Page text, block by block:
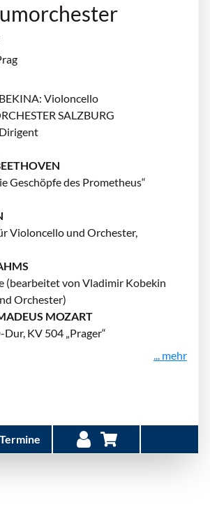
Violoncello
SALZBURG
Geschöpfe des Prometheus“
Violoncello und Orchester,
(bearbeitet von Vladimir Kobekin
Orchester)
MOZART
KV 504 „Prager“
... mehr